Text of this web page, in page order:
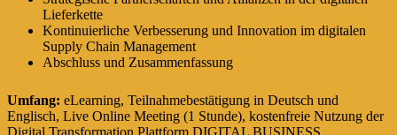
Lieferkette
Kontinuierliche Verbesserung und Innovation im digitalen
Supply Chain Management
Abschluss und Zusammenfassung
Umfang: eLearning, Teilnahmebestätigung in Deutsch und
Englisch, Live Online Meeting (1 Stunde), kostenfreie Nutzung der
Digital Transformation Plattform DIGITAL BUSINESS